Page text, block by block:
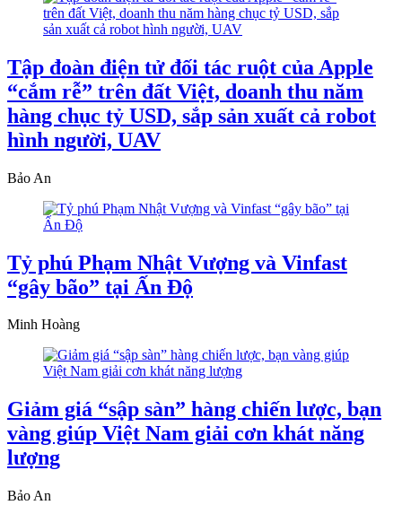
Tập đoàn điện tử đối tác ruột của Apple
“cắm rễ” trên đất Việt, doanh thu năm
hàng chục tỷ USD, sắp sản xuất cả robot
hình người, UAV
Bảo An
Tỷ phú Phạm Nhật Vượng và Vinfast
“gây bão” tại Ấn Độ
Minh Hoàng
Giảm giá “sập sàn” hàng chiến lược, bạn
vàng giúp Việt Nam giải cơn khát năng
lượng
Bảo An